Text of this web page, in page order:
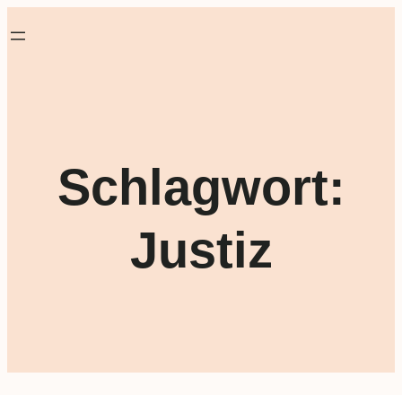
Schlagwort:
Justiz